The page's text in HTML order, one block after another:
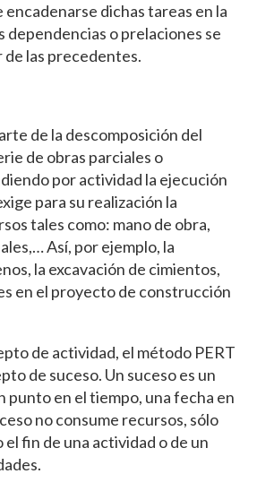
encadenarse dichas tareas en la
dependencias o prelaciones se
las precedentes.
de la descomposición del
de obras parciales o
por actividad la ejecución
para su realización la
tales como: mano de obra,
Así, por ejemplo, la
la excavación de cimientos,
en el proyecto de construcción
de actividad, el método PERT
de suceso. Un suceso es un
punto en el tiempo, una fecha en
no consume recursos, sólo
fin de una actividad o de un